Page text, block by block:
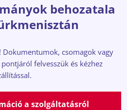
behozatala
Dokumentumok, csomagok vagy
felvesszük és kézhez
a szolgáltatásról